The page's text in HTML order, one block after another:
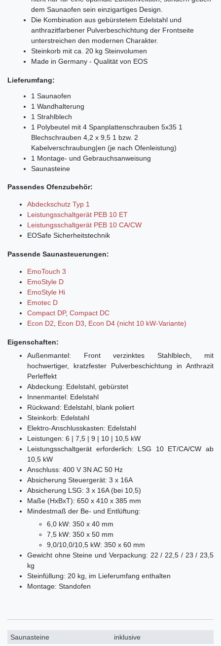
dem Saunaofen sein einzigartiges Design.
Die Kombination aus gebürstetem Edelstahl und
anthrazitfarbener Pulverbeschichtung der Frontseite
unterstreichen den modernen Charakter.
Steinkorb mit ca. 20 kg Steinvolumen
Made in Germany - Qualität von EOS
Lieferumfang:
1 Saunaofen
1 Wandhalterung
1 Strahlblech
1 Polybeutel mit 4 Spanplattenschrauben 5x35 1
Blechschrauben 4,2 x 9,5 1 bzw. 2
Kabelverschraubung|en (je nach Ofenleistung)
1 Montage- und Gebrauchsanweisung
Saunasteine
Passendes Ofenzubehör:
Abdeckschutz Typ 1
Leistungsschaltgerät PEB 10 ET
Leistungsschaltgerät PEB 10 CA/CW
EOSafe Sicherheitstechnik
Passende Saunasteuerungen:
EmoTouch 3
EmoStyle D
EmoStyle Hi
Emotec D
Compact DP, Compact DC
Econ D2, Econ D3, Econ D4 (nicht 10 kW-Variante)
Eigenschaften:
Außenmantel: Front verzinktes Stahlblech, mit
hochwertiger, kratzfester Pulverbeschichtung in Anthrazit
Perleffekt
Abdeckung: Edelstahl, gebürstet
Innenmantel: Edelstahl
Rückwand: Edelstahl, blank poliert
Steinkorb: Edelstahl
Elektro-Anschlusskasten: Edelstahl
Leistungen: 6 | 7,5 | 9 | 10 | 10,5 kW
Leistungsschaltgerät erforderlich: LSG 10 ET/CA/CW ab
10,5 kW
Anschluss: 400 V 3N AC 50 Hz
Absicherung Steuergerät: 3 x 16A
Absicherung LSG: 3 x 16A (bei 10,5)
Maße (HxBxT): 650 x 410 x 385 mm
Mindestmaß der Be- und Entlüftung:
6,0 kW: 350 x 40 mm
7,5 kW: 350 x 50 mm
9,0/10,0/10,5 kW: 350 x 60 mm
Gewicht ohne Steine und Verpackung: 22 / 22,5 / 23 / 23,5
kg
Steinfüllung: 20 kg, im Lieferumfang enthalten
Montage: Standofen
Saunasteine inklusive